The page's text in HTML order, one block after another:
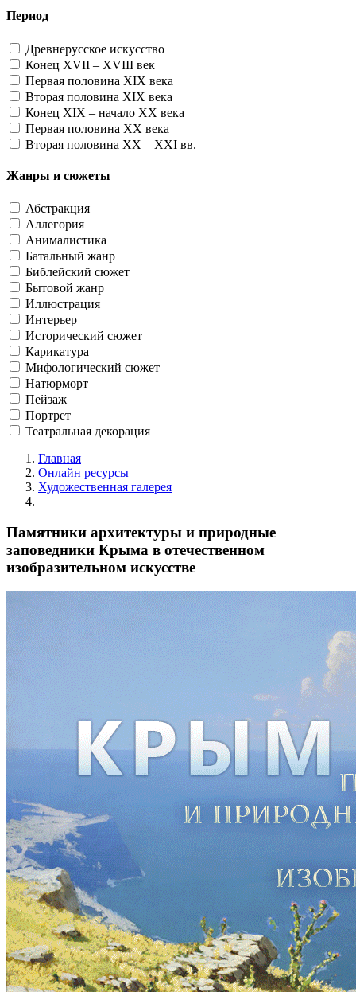
Период
Древнерусское искусство
Конец XVII – XVIII век
Первая половина XIX века
Вторая половина XIX века
Конец XIX – начало XX века
Первая половина XX века
Вторая половина XX – XXI вв.
Жанры и сюжеты
Абстракция
Аллегория
Анималистика
Батальный жанр
Библейский сюжет
Бытовой жанр
Иллюстрация
Интерьер
Исторический сюжет
Карикатура
Мифологический сюжет
Натюрморт
Пейзаж
Портрет
Театральная декорация
Главная
Онлайн ресурсы
Художественная галерея
Памятники архитектуры и природные
заповедники Крыма в отечественном
изобразительном искусстве